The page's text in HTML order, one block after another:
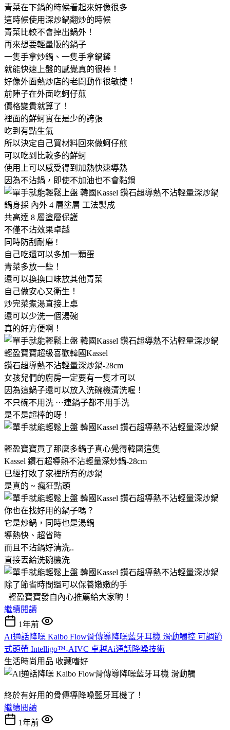
青菜在下鍋的時候看起來好像很多
這時候使用深炒鍋翻炒的時候
青菜比較不會掉出鍋外！
再來想要輕量版的鍋子
一隻手拿炒鍋、一隻手拿鍋鏟
就能快速上盤的感覺真的很棒！
好像外面熱炒店的老闆動作很敏捷！
前陣子在外面吃蚵仔煎
價格變貴就算了！
裡面的鮮蚵實在是少的誇張
吃到有點生氣
所以決定自己買材料回來做蚵仔煎
可以吃到比較多的鮮蚵
使用上可以感受得到加熱快速導熱
因為不沾鍋，即使不加油也不會黏鍋
鍋身採 內外 4 層塗層 工法製成
共高達 8 層塗層保護
不僅不沾效果卓越
同時防刮耐磨 !
自己吃還可以多加一顆蛋
青菜多放一些！
還可以換換口味放其他青菜
自己做安心又衛生！
炒完菜煮湯直接上桌
還可以少洗一個湯碗
真的好方便啊！
輕盈寶寶超級喜歡韓國Kassel
鑽石超導熱不沾輕量深炒鍋-28cm
女孩兒們的廚房一定要有一隻才可以
因為這鍋子還可以放入洗碗機清洗喔！
不只碗不用洗 ⋯連鍋子都不用手洗
是不是超棒的呀！
輕盈寶寶買了那麼多鍋子真心覺得韓國這隻
Kassel 鑽石超導熱不沾輕量深炒鍋-28cm
已經打敗了家裡所有的炒鍋
是真的 ~ 瘋狂點頭
你也在找好用的鍋子嗎？
它是炒鍋，同時也是湯鍋
導熱快、超省時
而且不沾鍋好清洗..
直接丟給洗碗機洗
除了節省時間還可以保養嫩嫩的手
輕盈寶寶發自內心推薦給大家喲！
繼續閱讀
1年前
AI通話降噪 Kaibo Flow骨傳導降噪藍牙耳機 滑動觸控 可調節
式頭帶 Intelligo™-AIVC 卓越Ai通話降噪技術
生活時尚用品 收藏嗜好
終於有好用的骨傳導降噪藍牙耳機了！
繼續閱讀
1年前